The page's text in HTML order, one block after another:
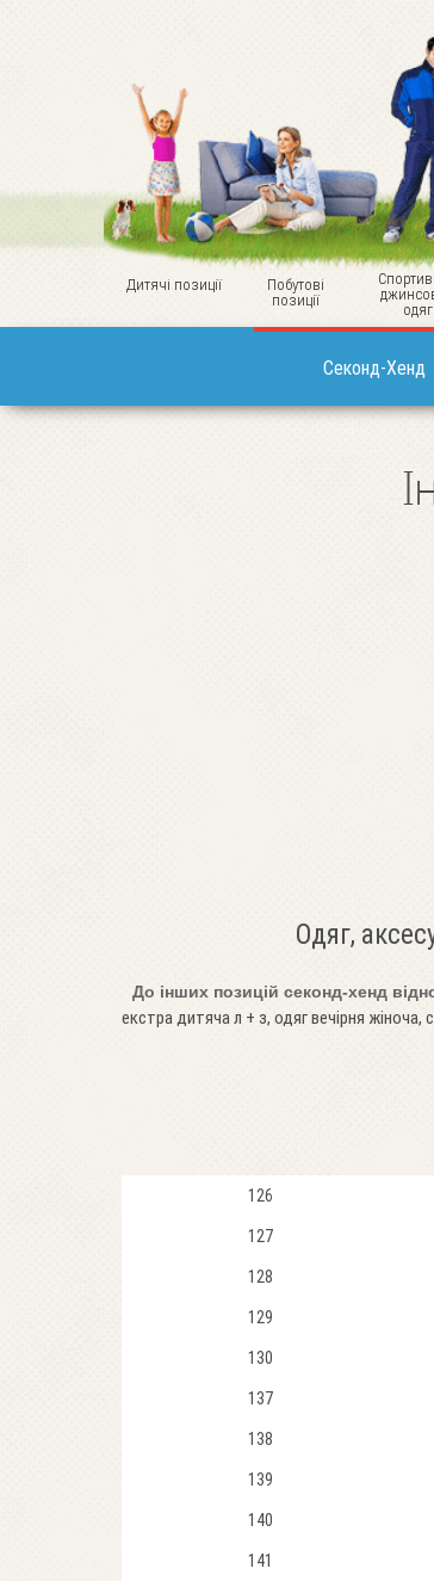
Дитячі позиції
Побутові
позиції
одяг
Секонд-Хенд
Одяг,
До інших позицій секонд-хенд
екстра дитяча л + з, одяг вечірня жіноча,
126
127
128
129
130
137
138
139
140
141